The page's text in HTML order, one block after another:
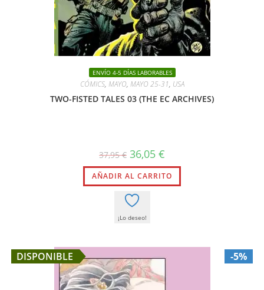
ENVÍO 4-5 DÍAS LABORABLES
CÓMICS, MAYO, MAYO 25-31, USA
TWO-FISTED TALES 03 (THE EC ARCHIVES)
37,95€ El
precio
original
era:
37,95 €.
36,05 €
actual
es:
36,05 €.
AÑADIR AL CARRITO
¡Lo deseo!
DISPONIBLE -5%